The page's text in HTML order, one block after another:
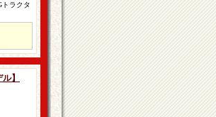
トラクタ
】